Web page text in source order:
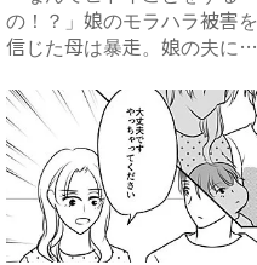
の！？」娘のモラハラ被害を
信じた母は暴走。娘の夫に電